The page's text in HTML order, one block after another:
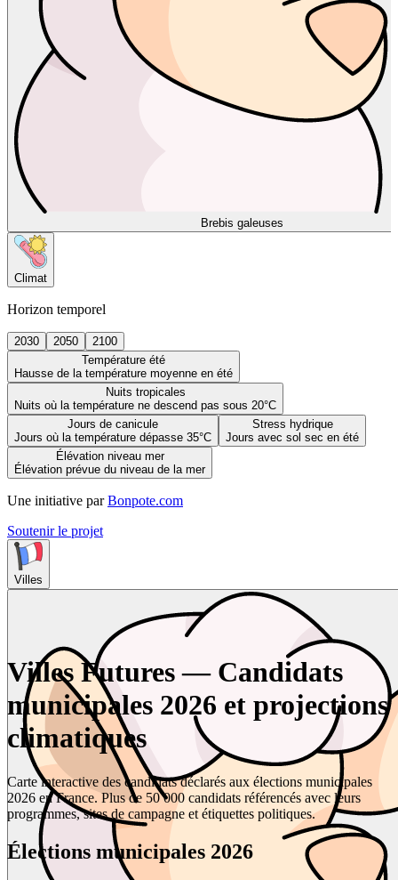
Brebis galeuses
Climat
Horizon temporel
2030 2050
2100
Température été
Hausse de la température moyenne en été
Nuits tropicales
Nuits où la température ne descend pas sous 20°C
Jours de canicule
Jours où la température dépasse 35°C
Stress hydrique
Jours avec sol sec en été
Élévation niveau mer
Élévation prévue du niveau de la mer
Une initiative par Bonpote.com
Soutenir le projet
Villes
Villes Futures — Candidats
municipales 2026 et projections
climatiques
Carte interactive des candidats déclarés aux élections municipales
2026 en France. Plus de 50 000 candidats référencés avec leurs
programmes, sites de campagne et étiquettes politiques.
Élections municipales 2026